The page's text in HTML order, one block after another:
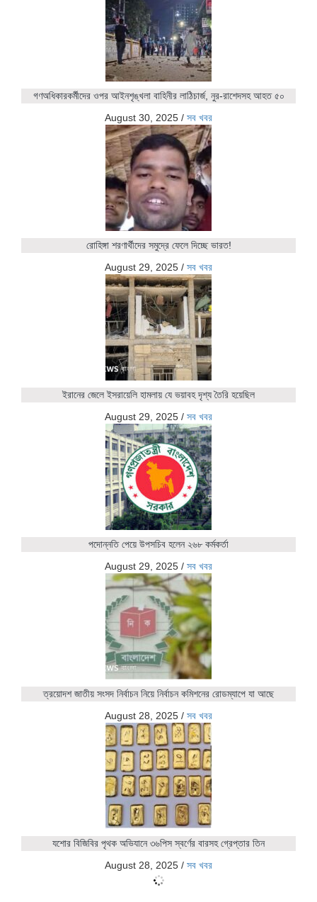
গণঅধিকারকর্মীদের ওপর আইনশৃঙ্খলা বাহিনীর লাঠিচার্জ, নুর-রাশেদসহ আহত ৫০
August 30, 2025 / সব খবর
রোহিঙ্গা শরণার্থীদের সমুদ্রে ফেলে দিচ্ছে ভারত!
August 29, 2025 / সব খবর
ইরানের জেলে ইসরায়েলি হামলায় যে ভয়াবহ দৃশ্য তৈরি হয়েছিল
August 29, 2025 / সব খবর
পদোন্নতি পেয়ে উপসচিব হলেন ২৬৮ কর্মকর্তা
August 29, 2025 / সব খবর
ত্রয়োদশ জাতীয় সংসদ নির্বাচন নিয়ে নির্বাচন কমিশনের রোডম্যাপে যা আছে
August 28, 2025 / সব খবর
যশোর বিজিবির পৃথক অভিযানে ৩৬পিস স্বর্ণের বারসহ গ্রেপ্তার তিন
August 28, 2025 / সব খবর